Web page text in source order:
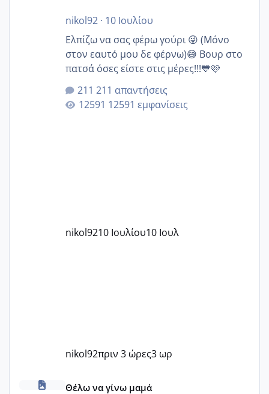
nikol92· 10 Ιουλίου
Ελπίζω να σας φέρω γούρι 😜 (Μόνο
στον εαυτό μου δε φέρνω)😅 Βουρ στο
πατσά όσες είστε στις μέρες!!!💙🩷
211 απαντήσεις
12591 εμφανίσεις
nikol9210 Ιουλίου10 Ιουλ
nikol92πριν 3 ώρες3 ωρ
Πόσες είμαστε κοντά 40 και προσπαθούμε;;
Θέλω να γίνω μαμά